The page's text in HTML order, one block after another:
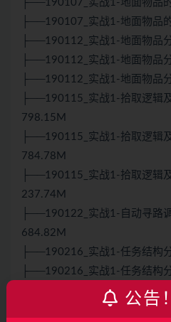
├──190107_实战1-地面物品
├──190107_实战1-地面物品
├──190112_实战1-地面物品
├──190112_实战1-地面物品
├──190112_实战1-地面物品
├──190115_实战1-拾取逻辑
798.15M
├──190115_实战1-拾取逻辑
784.78M
├──190115_实战1-拾取逻辑
237.74M
├──190122_实战1-自动寻路
684.82M
├──190216_实战1-任务结构
├──190216_实战1-任务结构
├──190222_实战1-任务遍历
公告